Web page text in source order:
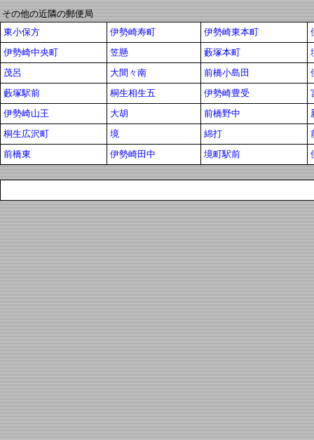
その他の近隣の郵便局
東小保方
伊勢崎寿町 伊勢崎東本町
伊勢崎中央町
笠懸 藪塚本町
茂呂
大間々南 前橋小島田
藪塚駅前
桐生相生五 伊勢崎豊受
伊勢崎山王
大胡 前橋野中
桐生広沢町
境 綿打
前橋東
伊勢崎田中 境町駅前